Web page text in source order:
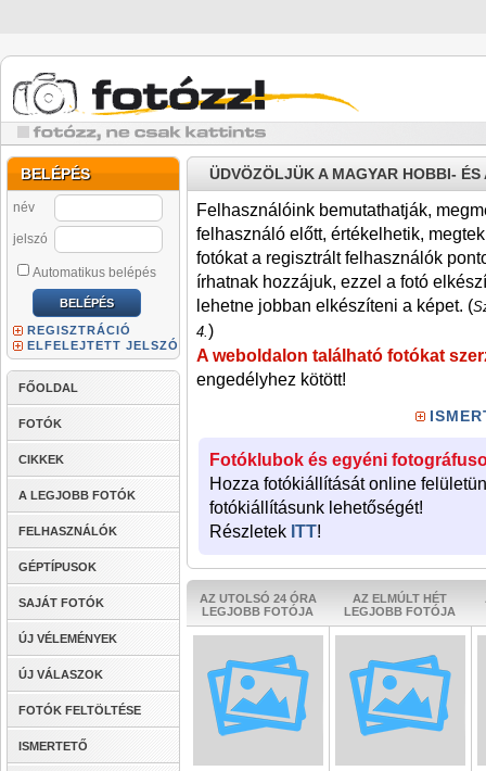
BELÉPÉS
név
jelszó
Automatikus belépés
REGISZTRÁCIÓ
ELFELEJTETT JELSZÓ
FŐOLDAL
FOTÓK
CIKKEK
A LEGJOBB FOTÓK
FELHASZNÁLÓK
GÉPTÍPUSOK
SAJÁT FOTÓK
ÚJ VÉLEMÉNYEK
ÚJ VÁLASZOK
FOTÓK FELTÖLTÉSE
ISMERTETŐ
ÜDVÖZÖLJÜK A MAGYAR HOBBI-
Felhasználóink bemutathatják,
felhasználó előtt, értékelhetik,
fotókat a regisztrált felhasználók
írhatnak hozzájuk, ezzel a fotó
lehetne jobban elkészíteni a képet. (
4.)
A weboldalon található fotókat
engedélyhez kötött!
Fotóklubok és egyéni
Hozza fotókiállítását online
fotókiállításunk lehetőségét!
Részletek ITT!
AZ UTOLSÓ 24 ÓRA
LEGJOBB FOTÓJA
AZ ELMÚLT HÉT
LEGJOBB FOTÓJA